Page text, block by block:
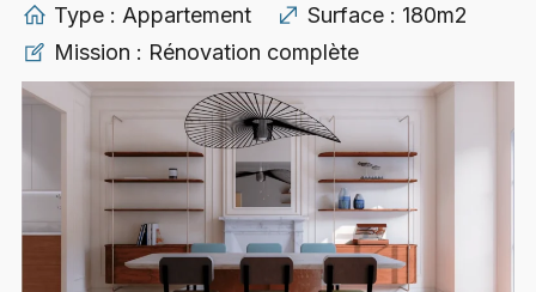
Type : Appartement
Surface : 180m2
Mission : Rénovation complète